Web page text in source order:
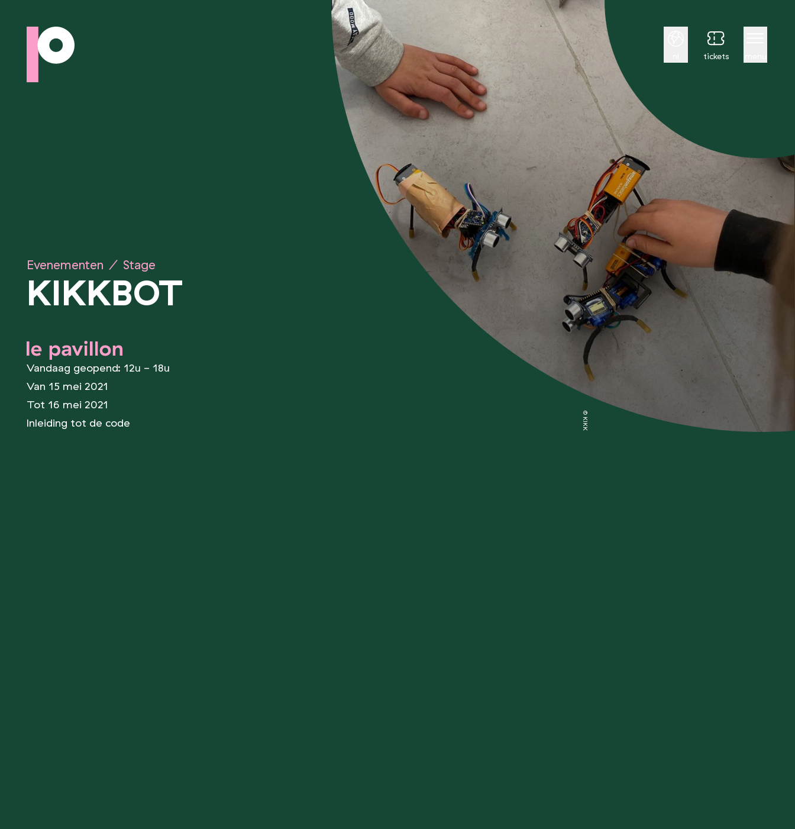
Nederlands
tickets
© KIKK
Evenementen / Stage
KIKKBOT
le pavillon
Vandaag geopend: 12u - 18u
Van 15 mei 2021
Tot 16 mei 2021
Inleiding tot de code